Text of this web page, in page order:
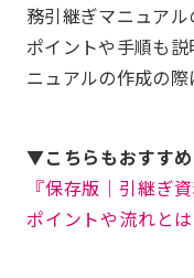
務引継ぎマニュア
ポイントや手順も
ニュアルの作成の際
▼こちらもおすすめ
『保存版│引継ぎ
ポイントや流れとは